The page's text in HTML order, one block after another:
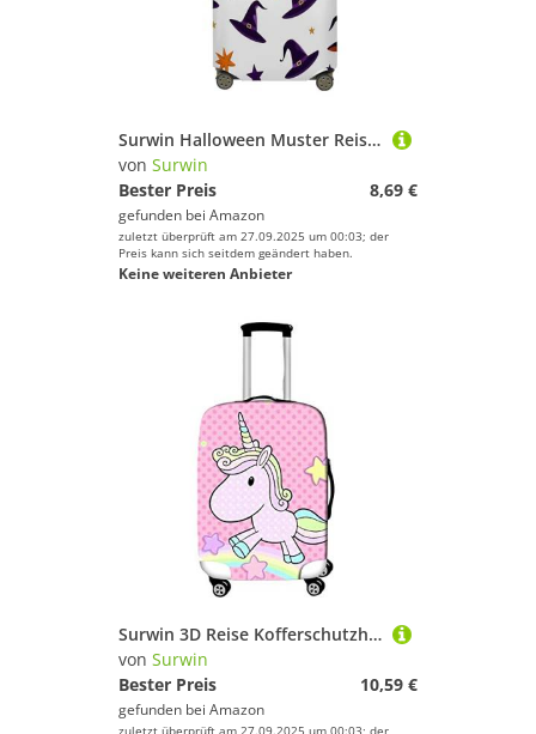
Surwin Halloween Muster Reise Kofferschutzhülle Reisetasche Kofferbezug Elastisch Kofferhülle Gepäck Cover Waschbare Reisekoffer Hülle Schutz Bezug Schutzhülle (Sternhut,M (22-24 Zoll))
von Surwin
Bester Preis
8,69 €
gefunden bei Amazon
zuletzt überprüft am 27.09.2025 um 00:03; der
Preis kann sich seitdem geändert haben.
Keine weiteren Anbieter
Surwin 3D Reise Kofferschutzhülle Waschbare Reisetasche Kofferbezug Elastisch Kofferhülle Gepäck Cover Reisekoffer Hülle Schutz Bezug Schutzhülle (Rosa Einhorn,XL (30-32 Zoll))
von Surwin
Bester Preis
10,59 €
gefunden bei Amazon
zuletzt überprüft am 27.09.2025 um 00:03; der